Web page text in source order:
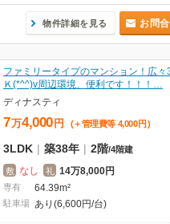
物件詳細を見る お問
ファミリータイプのマンション！広々
Ｋ(*^^)v周辺環境、便利です！！！…
ディナスティ
7万4,000 円 (＋管理費等 4,000 円 )
3LDK | 築38年 | 2階/4階建
敷 なし 礼 14万8,000円
専有 64.39m²
駐車場 あり(6,600円/台)